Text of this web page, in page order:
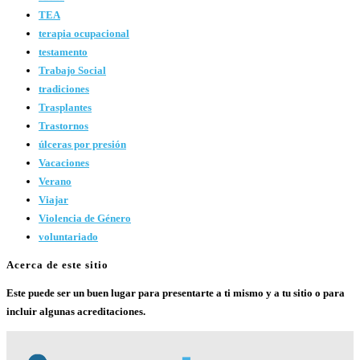
TEA
terapia ocupacional
testamento
Trabajo Social
tradiciones
Trasplantes
Trastornos
úlceras por presión
Vacaciones
Verano
Viajar
Violencia de Género
voluntariado
Acerca de este sitio
Este puede ser un buen lugar para presentarte a ti mismo y a tu sitio o para
incluir algunas acreditaciones.